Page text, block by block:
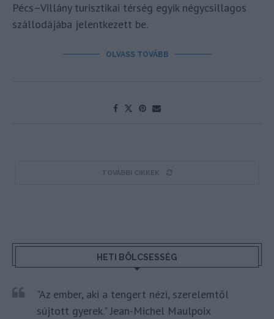
Pécs–Villány turisztikai térség egyik négycsillagos
szállodájába jelentkezett be.
OLVASS TOVÁBB
TOVÁBBI CIKKEK
HETI BÖLCSESSÉG
"Az ember, aki a tengert nézi, szerelemtől
sújtott gyerek." Jean-Michel Maulpoix